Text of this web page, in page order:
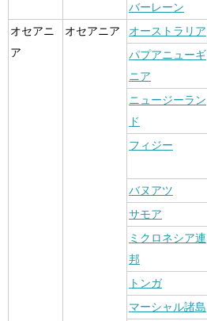
バーレーン
オセアニ
ア
オセアニア オーストラリア
パプアニューギ
ニア
ニュージーラン
ド
フィジー
バヌアツ
サモア
ミクロネシア連
邦
トンガ
マーシャル諸島